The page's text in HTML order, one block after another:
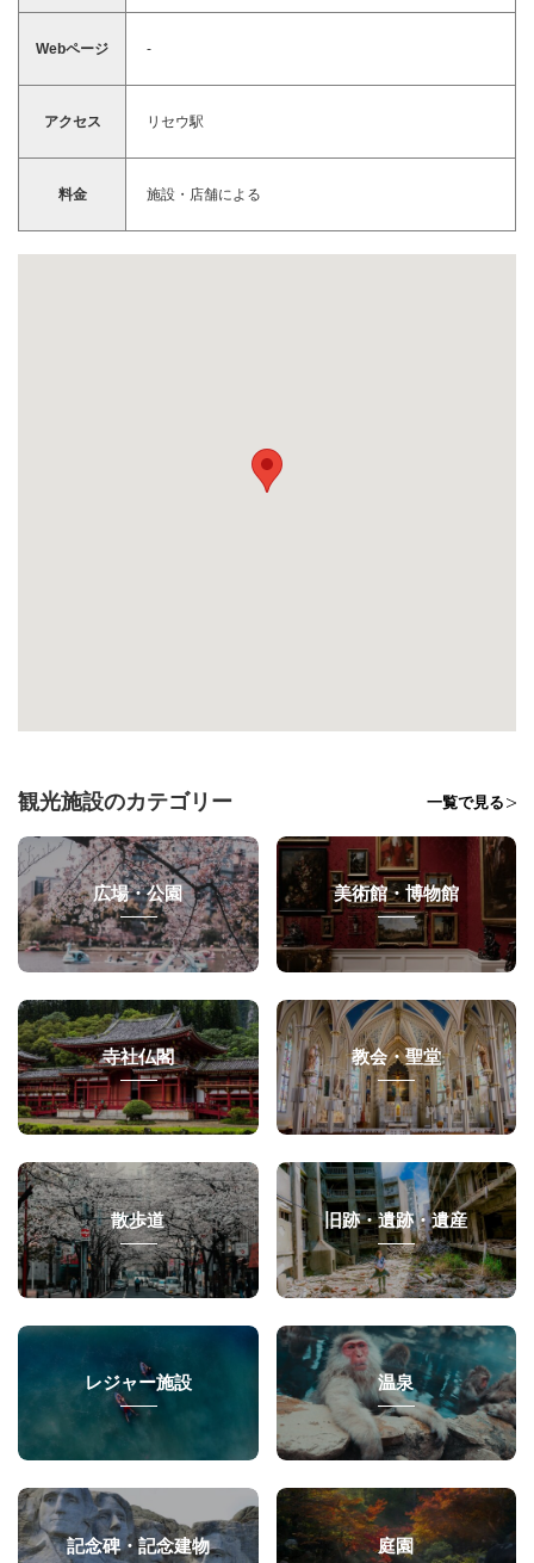
Webページ -
アクセス リセウ駅
料金 施設・店舗による
観光施設のカテゴリー 一覧で見る
広場・公園 美術館・博物館
寺社仏閣 教会・聖堂
散歩道 旧跡・遺跡・遺産
レジャー施設 温泉
記念碑・記念建物 庭園